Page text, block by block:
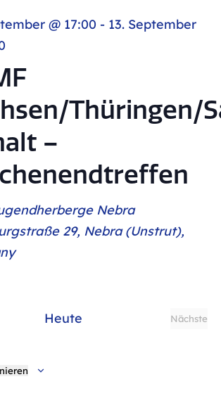
Thüringen/
–
@ 17:00 - 13. September
Nebra
29, Nebra (Unstrut),
Heute
Nächste